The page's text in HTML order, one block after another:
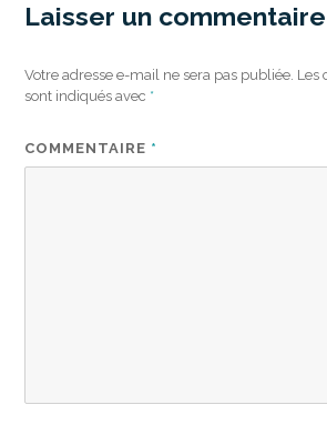
Laisser un commentaire
Votre adresse e-mail ne sera pas publiée. Les
sont indiqués avec *
COMMENTAIRE *